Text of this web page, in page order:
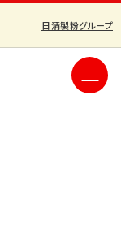
日清製粉グループ